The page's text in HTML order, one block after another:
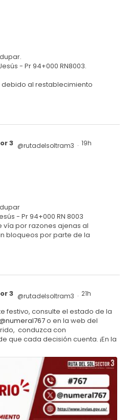
- Pr 94+000 RN8003.
al restablecimiento
3 @rutadelsoltram3 · 19h
- Pr 94+000 RN 8003
vía por razones ajenas al
bloqueos por parte de la
3 @rutadelsoltram3 · 21h
festivo, consulte el estado de la
o en la web del
conduzca con
que cada decisión cuenta. ¡En la